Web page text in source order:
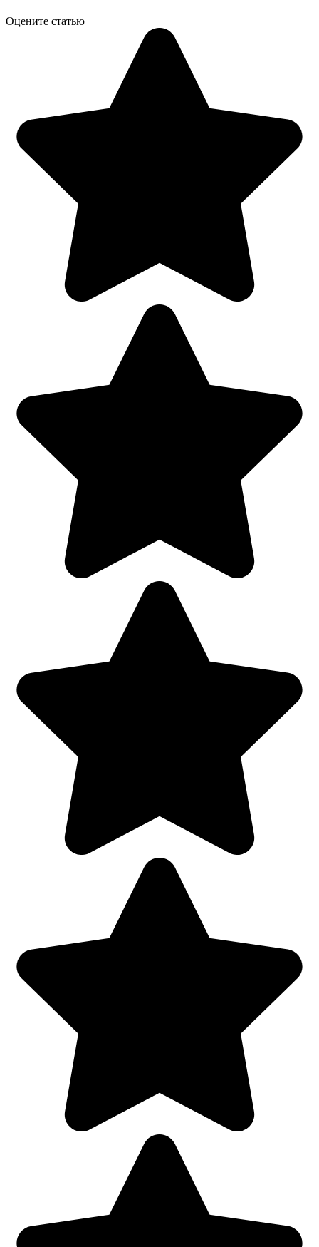
Оцените статью